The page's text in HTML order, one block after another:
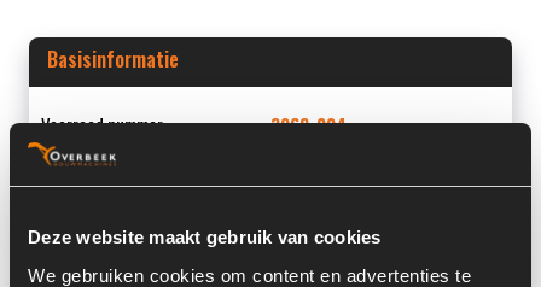
Deze website maakt gebruik van cookies
We gebruiken cookies om content en advertenties te
Basisinformatie
Voorraad nummer:
3968-004
Machine:
Onderdeel Merk:
Liebherr